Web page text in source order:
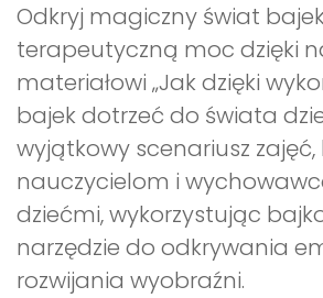
Odkryj magiczny świat
terapeutyczną moc dzięki
materiałowi „Jak dzięki
bajek dotrzeć do świata
wyjątkowy scenariusz
nauczycielom i
dziećmi, wykorzystując
narzędzie do odkrywania
rozwijania wyobraźni.